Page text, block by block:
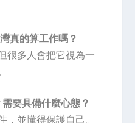
真的算工作嗎？
很多人會把它視為一
要具備什麼心態？
並懂得保護自己。